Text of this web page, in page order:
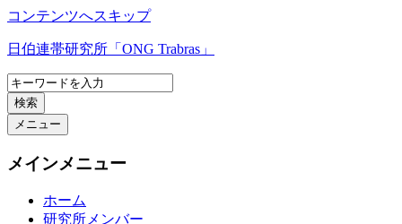
コンテンツへスキップ
日伯連帯研究所「ONG Trabras」
検索
メニュー
メインメニュー
ホーム
研究所メンバー